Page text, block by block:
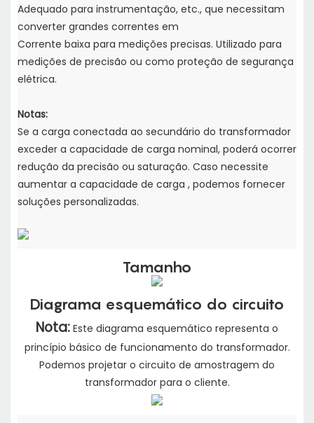
Adequado para instrumentação, etc., que necessitam
converter grandes correntes em
Corrente baixa para medições precisas. Utilizado para
medições de precisão ou como proteção de segurança
elétrica.
Notas:
Se a carga conectada ao secundário do transformador
exceder a capacidade de carga nominal, poderá ocorrer
redução da precisão ou saturação. Caso necessite
aumentar a capacidade de carga , podemos fornecer
soluções personalizadas.
Tamanho
Diagrama esquemático do circuito
Nota: Este diagrama esquemático representa o
princípio básico de funcionamento do transformador.
Podemos projetar o circuito de amostragem do
transformador para o cliente.